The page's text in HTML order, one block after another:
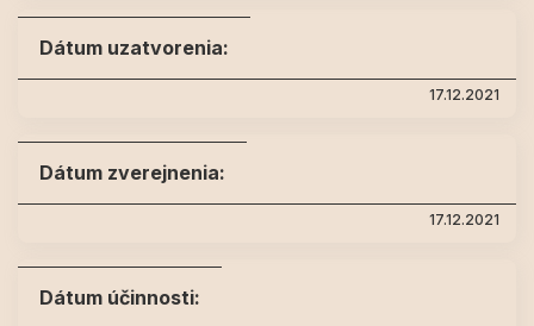
Dátum uzatvorenia:
17.12.2021
Dátum zverejnenia:
17.12.2021
Dátum účinnosti: